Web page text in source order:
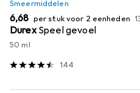
Smeermiddelen
EUR
6,68 per stuk voor 2 eenheden
Durex Speel gevoel
50 ml
144